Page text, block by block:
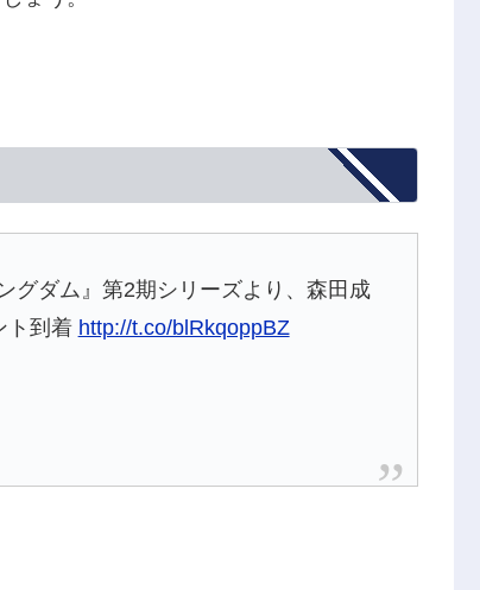
グダム』第2期シリーズより、森田成
ト到着 http://t.co/blRkqoppBZ